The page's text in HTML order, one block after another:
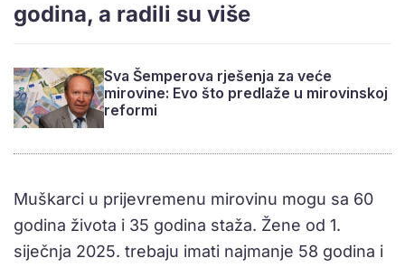
godina, a radili su više
Sva Šemperova rješenja za veće
mirovine: Evo što predlaže u mirovinskoj
reformi
Muškarci u prijevremenu mirovinu mogu sa 60
godina života i 35 godina staža. Žene od 1.
siječnja 2025. trebaju imati najmanje 58 godina i